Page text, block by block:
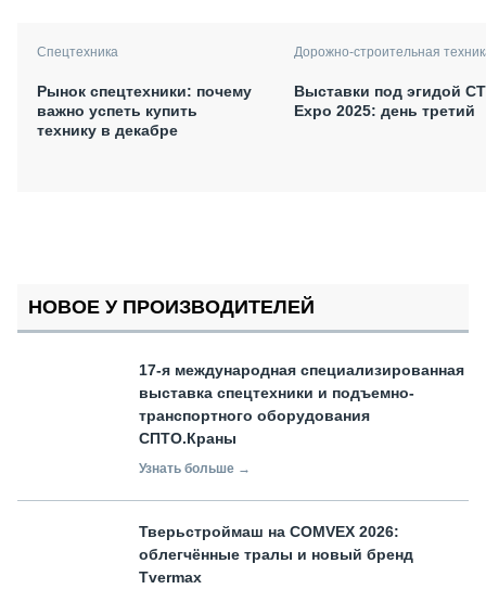
Спецтехника
Рынок спецтехники: почему
важно успеть купить
технику в декабре
Дорожно-строительная
Выставки под эгидой
Expo 2025: день третий
НОВОЕ У ПРОИЗВОДИТЕЛЕЙ
17-я международная специализированная
выставка спецтехники и подъемно-
транспортного оборудования
СПТО.Краны
Узнать больше →
Тверьстроймаш на COMVEX 2026:
облегчённые тралы и новый бренд
Tvermax